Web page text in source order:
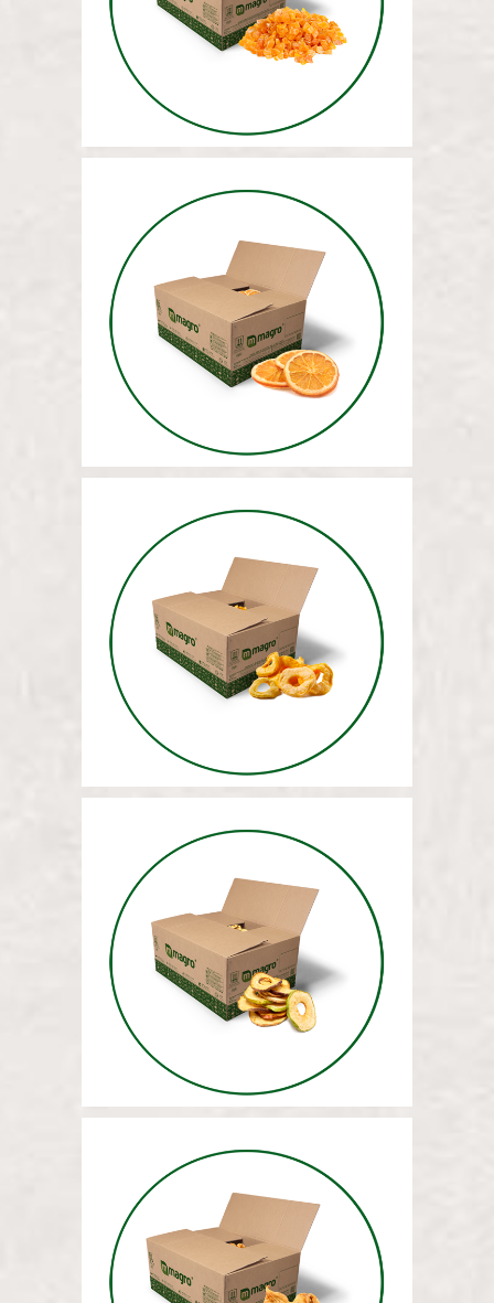
12,5 КГ
МАССА СУШЕНЫХ
АПЕЛЬСИНОВ 12,5 КГ
МАССА СУШЕНЫХ ЯБЛОК
(ОЧИЩЕННЫХ) 12,5 КГ
СЫПУЧИЕ СУШЕНЫЕ ЯБЛОКИ
(НЕОЧИЩЕННЫЕ) 12,5 КГ
МАССА СУШЕНОГО ИНЖИРА
12,5 КГ